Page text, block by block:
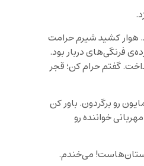
هوار کشید شیرم حرامت
فرنگی‌های دربار بود.
گفتم حرام کن؛ قجر
رو برگردون. باور کن
خواننده رو
می‌خندم.